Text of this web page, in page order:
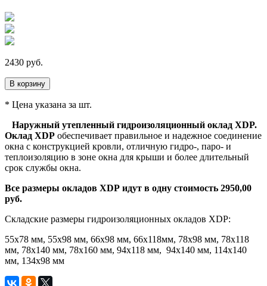
2430 руб.
В корзину
* Цена указана за шт.
Наружный утепленный гидроизоляционный оклад XDP.
Оклад XDP обеспечивает правильное и надежное соединение
окна с конструкцией кровли, отличную гидро-, паро- и
теплоизоляцию в зоне окна для крыши и более длительный
срок службы окна.
Все размеры окладов XDP идут в одну стоимость 2950,00
руб.
Складские размеры гидроизоляционных окладов XDP:
55х78 мм, 55х98 мм, 66х98 мм, 66х118мм, 78х98 мм, 78х118
мм, 78х140 мм, 78х160 мм, 94х118 мм, 94х140 мм, 114х140
мм, 134х98 мм